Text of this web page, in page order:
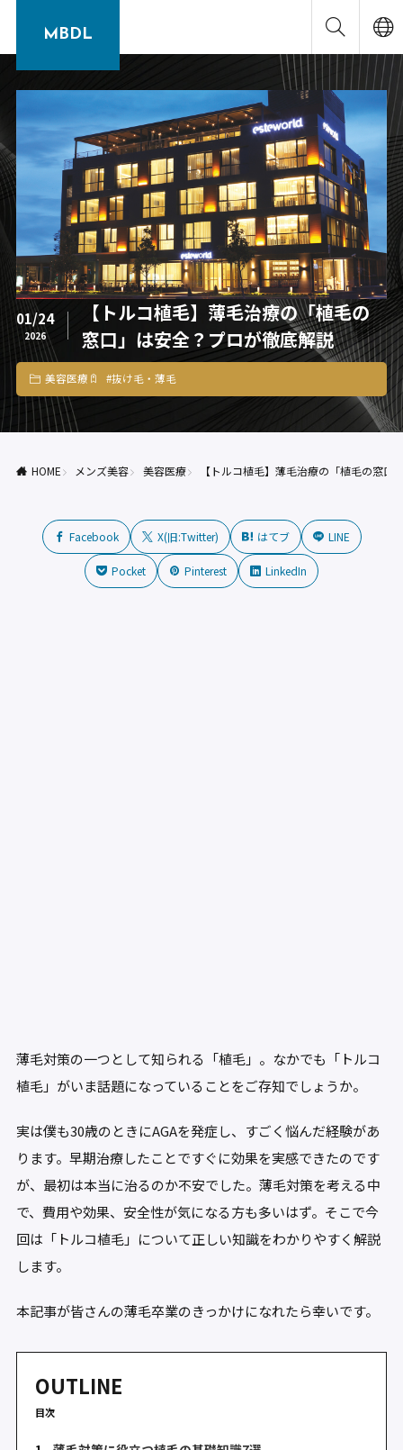
MBDL
01/24
2026
【トルコ植毛】薄毛治療の「植毛の
窓口」は安全？プロが徹底解説
美容医療 #抜け毛・薄毛
HOME メンズ美容 美容医療 【トルコ植毛】薄毛治療の「植毛の窓口
Facebook X(旧:Twitter) はてブ LINE
Pocket Pinterest LinkedIn
薄毛対策の一つとして知られる「植毛」。なかでも「トルコ
植毛」がいま話題になっていることをご存知でしょうか。
実は僕も30歳のときにAGAを発症し、すごく悩んだ経験があ
ります。早期治療したことですぐに効果を実感できたのです
が、最初は本当に治るのか不安でした。薄毛対策を考える中
で、費用や効果、安全性が気になる方も多いはず。そこで今
回は「トルコ植毛」について正しい知識をわかりやすく解説
します。
本記事が皆さんの薄毛卒業のきっかけになれたら幸いです。
OUTLINE
目次